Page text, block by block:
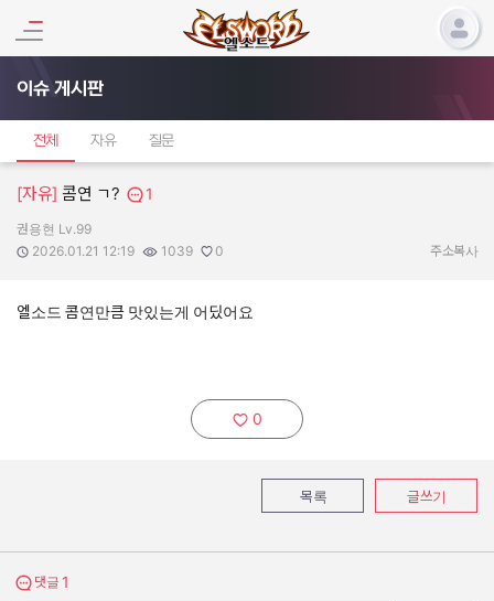
이슈 게시판
전체 자유 질문
[자유] 콤연 ㄱ? 1
작성자:
권용현 Lv.99
작성일:
2026.01.21 12:19
조회수:
1039
추천수:
0 주소복사
엘소드 콤연만큼 맛있는게 어딨어요
추천하기:
0
목록 글쓰기
댓글 보기
댓글 1